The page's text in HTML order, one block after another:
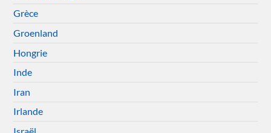
Grèce
Groenland
Hongrie
Inde
Iran
Irlande